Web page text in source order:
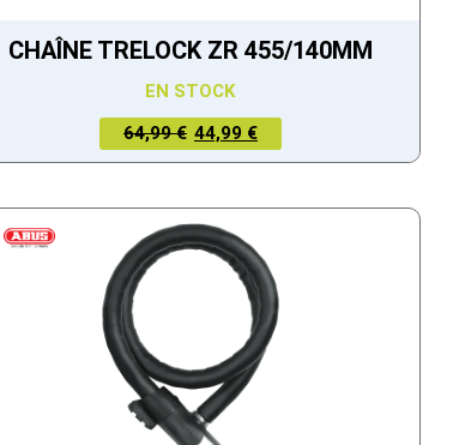
CHAÎNE TRELOCK ZR 455/140MM
EN STOCK
64,99 €
LE PRIX
INITIAL
64,99 €.
44,99 €
LE PRIX
ACTUEL
44,99 €.